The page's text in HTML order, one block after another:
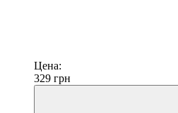
Цена:
329 грн